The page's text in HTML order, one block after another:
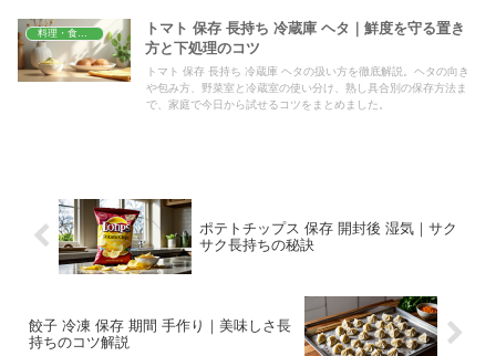
料理・食材保存
トマト 保存 長持ち 冷蔵庫 ヘタ｜鮮度を守る置き
方と下処理のコツ
トマト 保存 長持ち 冷蔵庫 ヘタの扱い方を徹底解説。ヘタの向き
や包み方、野菜室と冷蔵室の使い分け、熟し具合別の保存方法ま
で、家庭で今日から試せるコツをまとめました。
ポテトチップス 保存 開封後 湿気｜サク
サク長持ちの秘訣
餃子 冷凍 保存 期間 手作り｜美味しさ長
持ちのコツ解説